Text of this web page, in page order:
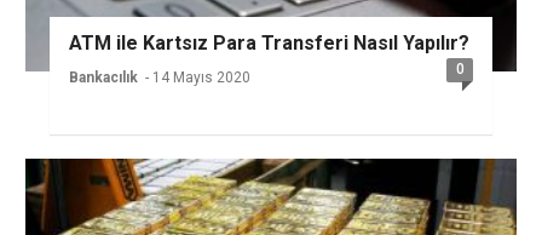
ATM ile Kartsız Para Transferi Nasıl Yapılır?
Bankacılık - 14 Mayıs 2020 0